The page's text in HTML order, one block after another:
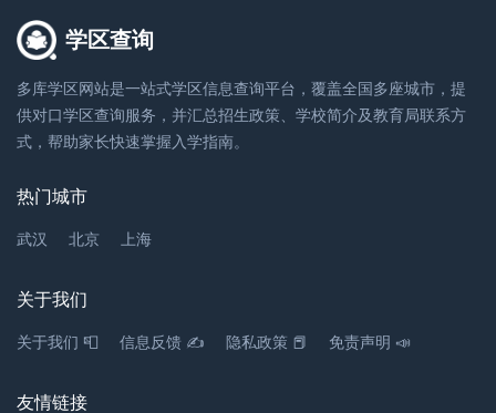
0.79千米
阳泉市实验小学
小学
学区查询
多库学区网站是一站式学区信息查询平台，覆盖全国多座城市，提
供对口学区查询服务，并汇总招生政策、学校简介及教育局联系方
式，帮助家长快速掌握入学指南。
热门城市
武汉 北京 上海
关于我们
关于我们 📮 信息反馈 ✍ 隐私政策 📕 免责声明 📣
友情链接